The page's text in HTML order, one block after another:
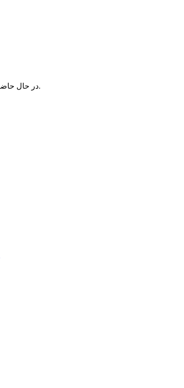
در حال حاضر سبد خرید شما خالی می‌باشد.